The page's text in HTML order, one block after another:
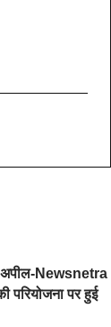
अपील-Newsnetra
परियोजना पर हुई